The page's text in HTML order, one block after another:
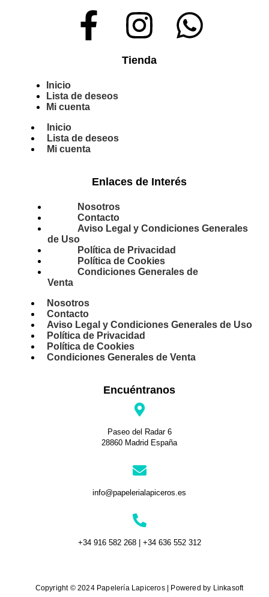
Tienda
Inicio
Lista de deseos
Mi cuenta
Inicio
Lista de deseos
Mi cuenta
Enlaces de Interés
Nosotros
Contacto
Aviso Legal y Condiciones Generales
de Uso
Política de Privacidad
Política de Cookies
Condiciones Generales de
Venta
Nosotros
Contacto
Aviso Legal y Condiciones Generales de Uso
Política de Privacidad
Política de Cookies
Condiciones Generales de Venta
Encuéntranos
Paseo del Radar 6
28860 Madrid España
info@papelerialapiceros.es
+34 916 582 268 | +34 636 552 312
Copyright © 2024 Papelería Lapiceros | Powered by Linkasoft